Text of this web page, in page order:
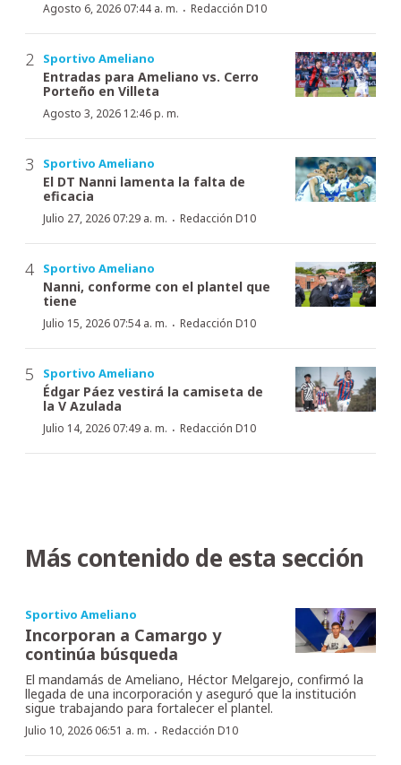
Agosto 6, 2026 07:44 a. m. · Redacción D10
Sportivo Ameliano
Entradas para Ameliano vs. Cerro
Porteño en Villeta
Agosto 3, 2026 12:46 p. m.
Sportivo Ameliano
El DT Nanni lamenta la falta de
eficacia
Julio 27, 2026 07:29 a. m. · Redacción D10
Sportivo Ameliano
Nanni, conforme con el plantel que
tiene
Julio 15, 2026 07:54 a. m. · Redacción D10
Sportivo Ameliano
Édgar Páez vestirá la camiseta de
la V Azulada
Julio 14, 2026 07:49 a. m. · Redacción D10
Más contenido de esta sección
Sportivo Ameliano
Incorporan a Camargo y
continúa búsqueda
El mandamás de Ameliano, Héctor Melgarejo, confirmó la
llegada de una incorporación y aseguró que la institución
sigue trabajando para fortalecer el plantel.
Julio 10, 2026 06:51 a. m. · Redacción D10